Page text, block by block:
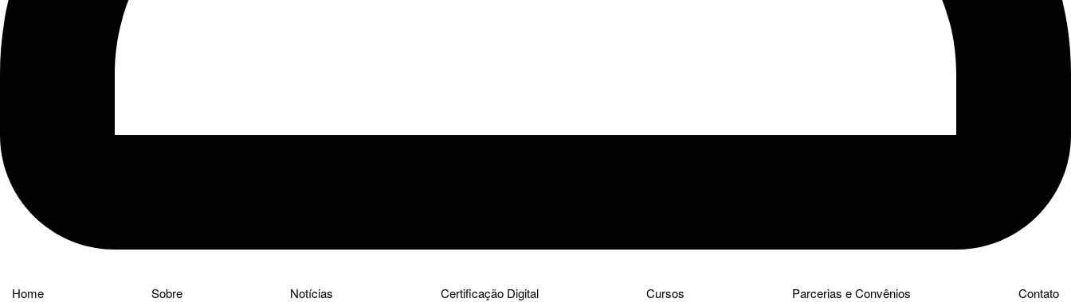
Home Sobre Notícias Certificação Digital Cursos Parcerias e Convênios Contato